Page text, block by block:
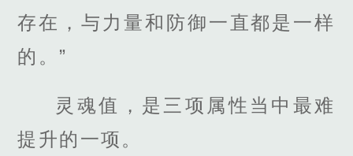
存在，与力量和防御一直都是一样
的。”
灵魂值，是三项属性当中最难
提升的一项。